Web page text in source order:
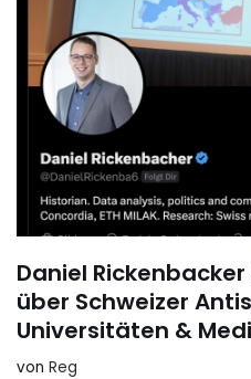
Daniel
über Schweizer
Universitäten &
von Reg